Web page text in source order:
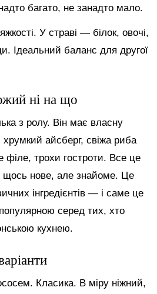
багато, не занадто мало.
У страві — білок, овочі,
Ідеальний баланс для другої
ні на що
з ролу. Він має власну
айсберг, свіжа риба
філе, трохи гостроти. Все це
щось нове, але знайоме. Це
інгредієнтів — і саме це
серед тих, хто
кухнею.
Класика. В міру ніжний,